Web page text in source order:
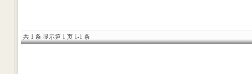
共 1 条 显示第 1 页 1-1 条